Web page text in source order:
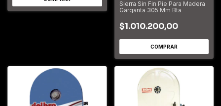
Sierra Sin Fin Pie Para Madera
Garganta 305 Mm Bta
$1.010.200,00